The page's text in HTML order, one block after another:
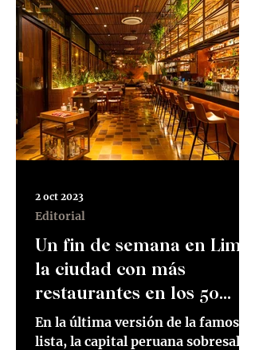
Un fin de semana en Lima,
la ciudad con más
restaurantes en los 50
Best
En la última versión de la famosa
lista, la capital peruana sobresalió
Editorial
2 oct 2023